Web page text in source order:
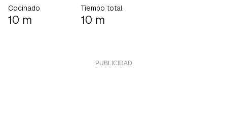
Cocinado
10 m
Tiempo total
10 m